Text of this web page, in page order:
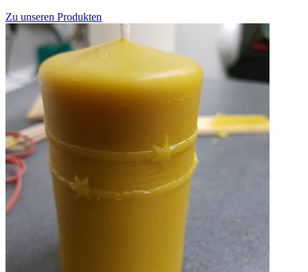
Zu unseren Produkten